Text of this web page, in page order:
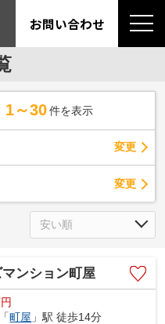
お問い合わせ
1～30 件を表示
変更
変更
ンション町屋
円
「町屋 」駅 徒歩14分